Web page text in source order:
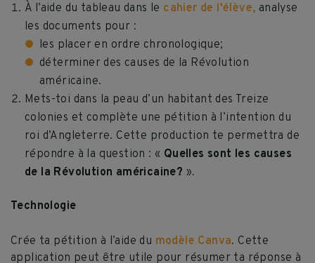
À l’aide du tableau dans le cahier de l'élève, analyse
les documents pour :
les placer en ordre chronologique;
déterminer des causes de la Révolution
américaine.
Mets-toi dans la peau d’un habitant des Treize
colonies et complète une pétition à l’intention du
roi d’Angleterre. Cette production te permettra de
répondre à la question : « Quelles sont les causes
de la Révolution américaine? ».
Technologie
Crée ta pétition à l’aide du modèle Canva. Cette
application peut être utile pour résumer ta réponse à